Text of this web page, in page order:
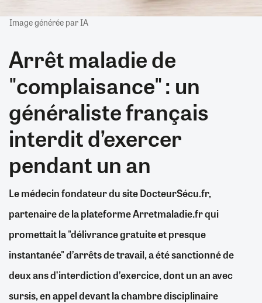
Image générée par IA
Arrêt maladie de
"complaisance" : un
généraliste français
interdit d’exercer
pendant un an
Le médecin fondateur du site DocteurSécu.fr,
partenaire de la plateforme Arretmaladie.fr qui
promettait la "délivrance gratuite et presque
instantanée" d’arrêts de travail, a été sanctionné de
deux ans d’interdiction d’exercice, dont un an avec
sursis, en appel devant la chambre disciplinaire